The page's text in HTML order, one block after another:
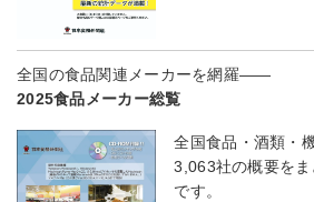
全国の食品関連メーカーを網羅――
2025食品メーカー総覧
全国食品・酒類・
3,063社の概要を
です。